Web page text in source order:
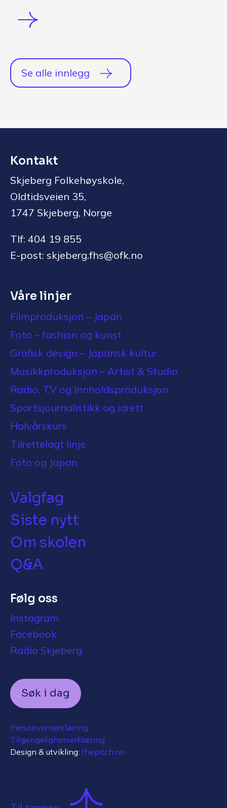
Se alle innlegg
Kontakt
Skjeberg Folkehøyskole,
Oldtidsveien 35,
1747 Skjeberg, Norge
Tlf: 404 19 855
E-post: skjeberg.fhs@ofk.no
Våre linjer
Filmproduksjon – Japan
Foto – fashion og kunst
Grafisk design – Japansk kultur
Musikkproduksjon – Artist & Studio
Radio, TV og Innholdsproduksjon
Sportsjournalistikk og idrett
Halvårskurs
Tilrettelagt linje
Foto og Japan
Valgfag
Siste nytt
Om skolen
Q&A
Følg oss
Instagram
Facebook
Radio Skjeberg
Søk i dag
Personvernerklæring
Tilgjengelighetserklæring
Design & utvikling: thepitch.no